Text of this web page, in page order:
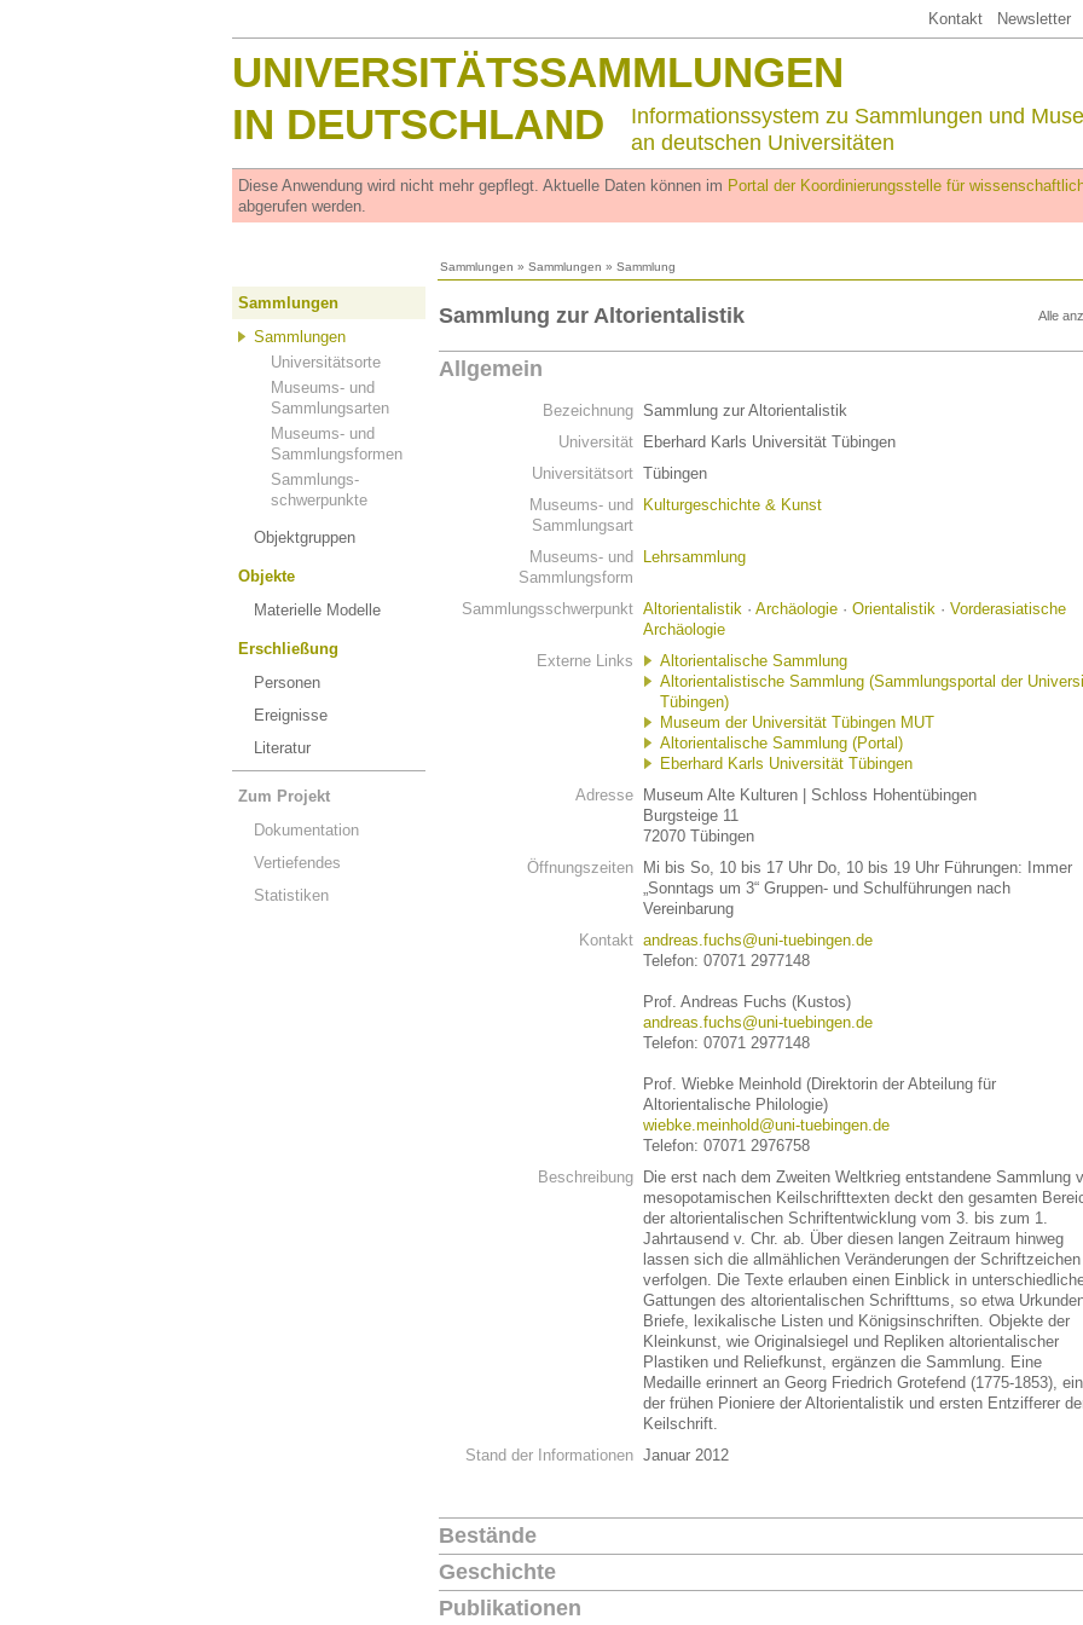
Kontakt Newsletter
UNIVERSITÄTSSAMMLUNGEN
IN DEUTSCHLAND
Informationssystem zu Sammlungen und
an deutschen Universitäten
Diese Anwendung wird nicht mehr gepflegt. Aktuelle Daten können im Portal der Koordinierungsstelle für
abgerufen werden.
Sammlungen » Sammlungen » Sammlung
Sammlungen
Sammlungen
Universitätsorte
Museums- und
Sammlungsarten
Museums- und
Sammlungsformen
Sammlungs-
schwerpunkte
Objektgruppen
Objekte
Materielle Modelle
Erschließung
Personen
Ereignisse
Literatur
Zum Projekt
Dokumentation
Vertiefendes
Statistiken
Alle
Sammlung zur Altorientalistik
Allgemein
Bezeichnung Sammlung zur Altorientalistik
Universität
Eberhard Karls Universität Tübingen
Universitätsort Tübingen
Museums- und
Sammlungsart
Kulturgeschichte & Kunst
Museums- und
Sammlungsform
Lehrsammlung
Sammlungsschwerpunkt Altorientalistik · Archäologie · Orientalistik · Vorderasiatische
Archäologie
Externe Links
Altorientalische Sammlung
Altorientalistische Sammlung (Sammlungsportal der
Tübingen)
Museum der Universität Tübingen MUT
Altorientalische Sammlung (Portal)
Eberhard Karls Universität Tübingen
Adresse
Museum Alte Kulturen | Schloss Hohentübingen
Burgsteige 11
72070 Tübingen
Öffnungszeiten
Mi bis So, 10 bis 17 Uhr Do, 10 bis 19 Uhr Führungen: Immer
„Sonntags um 3“ Gruppen- und Schulführungen nach
Vereinbarung
Kontakt andreas.fuchs@uni-tuebingen.de
Telefon: 07071 2977148
Prof. Andreas Fuchs (Kustos)
andreas.fuchs@uni-tuebingen.de
Telefon: 07071 2977148
Prof. Wiebke Meinhold (Direktorin der Abteilung für
Altorientalische Philologie)
wiebke.meinhold@uni-tuebingen.de
Telefon: 07071 2976758
Beschreibung
Die erst nach dem Zweiten Weltkrieg entstandene Sammlung
mesopotamischen Keilschrifttexten deckt den gesamten
der altorientalischen Schriftentwicklung vom 3. bis zum 1.
Jahrtausend v. Chr. ab. Über diesen langen Zeitraum hinweg
lassen sich die allmählichen Veränderungen der Schriftzeichen
verfolgen. Die Texte erlauben einen Einblick in
Gattungen des altorientalischen Schrifttums, so etwa
Briefe, lexikalische Listen und Königsinschriften. Objekte der
Kleinkunst, wie Originalsiegel und Repliken altorientalischer
Plastiken und Reliefkunst, ergänzen die Sammlung. Eine
Medaille erinnert an Georg Friedrich Grotefend (1775-1853),
der frühen Pioniere der Altorientalistik und ersten Entzifferer
Keilschrift.
Stand der Informationen Januar 2012
Bestände
Geschichte
Publikationen